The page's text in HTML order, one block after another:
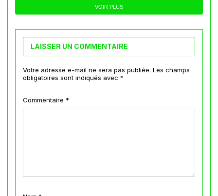
VOIR PLUS
LAISSER UN COMMENTAIRE
Votre adresse e-mail ne sera pas publiée. Les champs
obligatoires sont indiqués avec *
Commentaire *